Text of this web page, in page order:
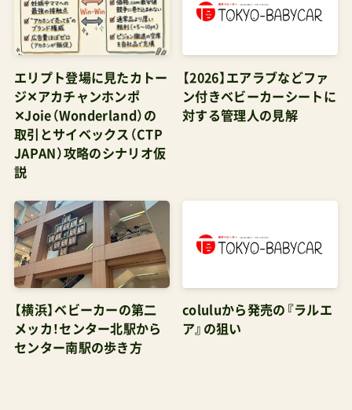
エリプト登場に見たカトー
ジ✕アカチャンホンポ
✕Joie（Wonderland）の
取引とサイベックス（CTP
JAPAN）攻略のシナリオ仮
説
【2026】エアラブなどファ
ン付きベビーカーシートに
対する管理人の見解
【横浜】ベビーカーの第二
メッカ！センター北駅から
センター南駅の歩き方
coluluから発売の『ラルエ
ア』の狙い